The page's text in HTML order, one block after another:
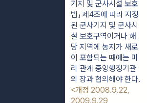
기지 및 군사시설 보호
법」 제4조에 따라 지정
된 군사기지 및 군사시
설 보호구역이거나 해
당 지역에 농지가 새로
이 포함되는 때에는 미
리 관계 중앙행정기관
의 장과 협의해야 한다.
<개정 2008.9.22,
2009.9.29,